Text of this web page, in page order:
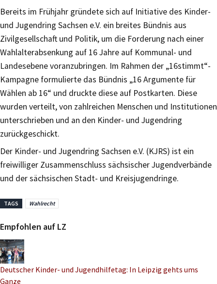
Bereits im Frühjahr gründete sich auf Initiative des Kinder-
und Jugendring Sachsen e.V. ein breites Bündnis aus
Zivilgesellschaft und Politik, um die Forderung nach einer
Wahlalterabsenkung auf 16 Jahre auf Kommunal- und
Landesebene voranzubringen. Im Rahmen der „16stimmt“-
Kampagne formulierte das Bündnis „16 Argumente für
Wählen ab 16“ und druckte diese auf Postkarten. Diese
wurden verteilt, von zahlreichen Menschen und Institutionen
unterschrieben und an den Kinder- und Jugendring
zurückgeschickt.
Der Kinder- und Jugendring Sachsen e.V. (KJRS) ist ein
freiwilliger Zusammenschluss sächsischer Jugendverbände
und der sächsischen Stadt- und Kreisjugendringe.
TAGS Wahlrecht
Empfohlen auf LZ
Deutscher Kinder- und Jugendhilfetag: In Leipzig gehts ums
Ganze